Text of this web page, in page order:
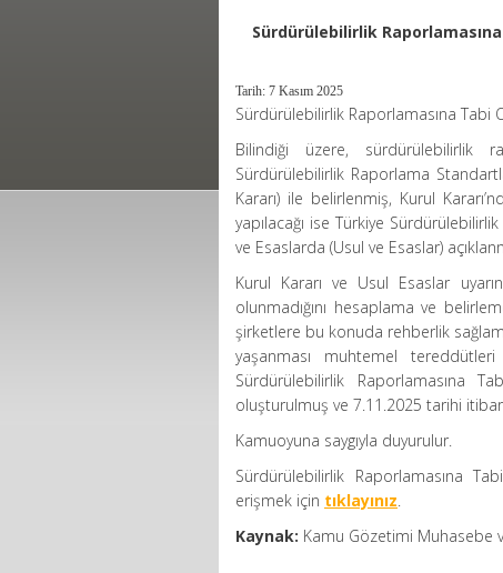
Sürdürülebilirlik
Tarih: 7 Kasım 2025
Sürdürülebilirlik Raporlamasına Tabi
Bilindiği üzere, sürdürülebilirlik
Sürdürülebilirlik Raporlama
Kararı) ile belirlenmiş, Kurul
yapılacağı ise Türkiye
ve Esaslarda (Usul ve Esaslar)
Kurul Kararı ve Usul Esaslar
olunmadığını hesaplama ve
şirketlere bu konuda rehberlik
yaşanması muhtemel
Sürdürülebilirlik Raporlamasına
oluşturulmuş ve 7.11.2025 tarihi
Kamuoyuna saygıyla duyurulur.
Sürdürülebilirlik Raporlamasına
erişmek için tıklayınız.
Kaynak: Kamu Gözetimi Muhasebe